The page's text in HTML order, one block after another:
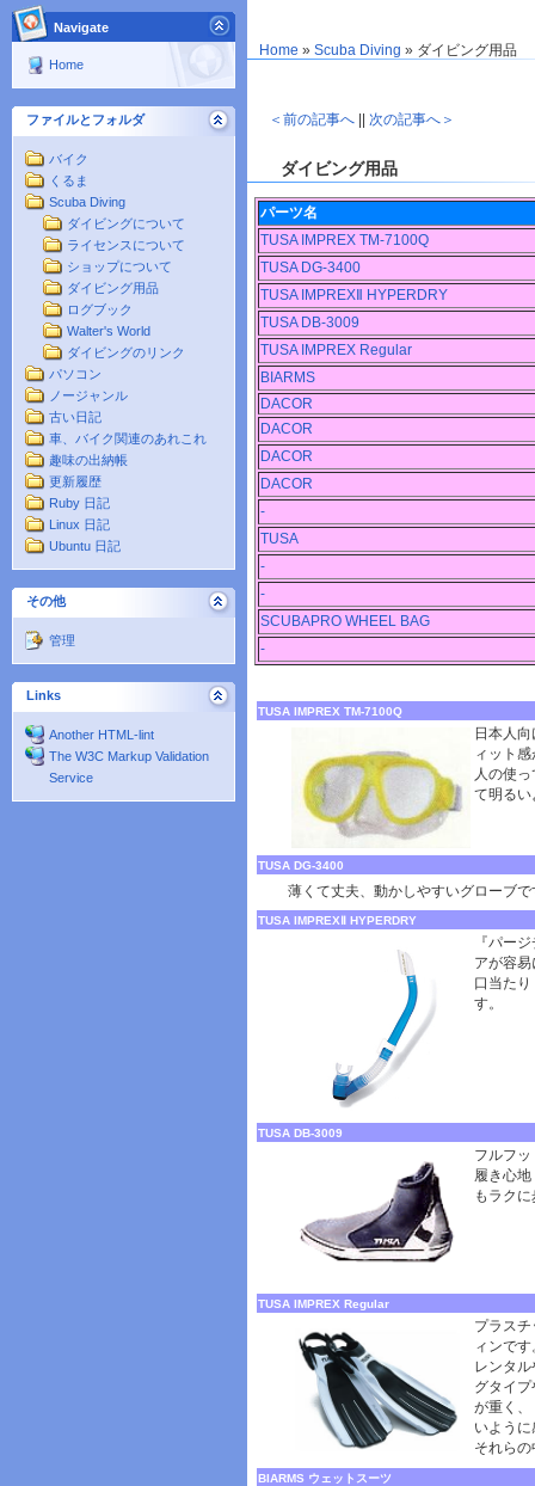
Navigate
Home
ファイルとフォルダ
バイク
くるま
Scuba Diving
ダイビングについて
ライセンスについて
ショップについて
ダイビング用品
ログブック
Walter's World
ダイビングのリンク
パソコン
ノージャンル
古い日記
車、バイク関連のあれこれ
趣味の出納帳
更新履歴
Ruby 日記
Linux 日記
Ubuntu 日記
その他
管理
Links
Another HTML-lint
The W3C Markup Validation
Service
Home » Scuba Diving » ダイビング用品
＜前の記事へ || 次の記事へ＞
ダイビング用品
パーツ名
TUSA IMPREX TM-7100Q
TUSA DG-3400
TUSA IMPREXⅡ HYPERDRY
TUSA DB-3009
TUSA IMPREX Regular
BIARMS
DACOR
DACOR
DACOR
DACOR
-
TUSA
-
-
SCUBAPRO WHEEL BAG
-
TUSA IMPREX TM-7100Q
日本人
ィット
人の使
て明るい
TUSA DG-3400
薄くて丈夫、動かしやすいグローブで
TUSA IMPREXⅡ HYPERDRY
『パー
アが容
口当た
す。
TUSA DB-3009
フルフ
履き心
もラク
TUSA IMPREX Regular
プラス
ィンです
レンタ
グタイ
が重く、
いよう
それら
BIARMS ウェットスーツ